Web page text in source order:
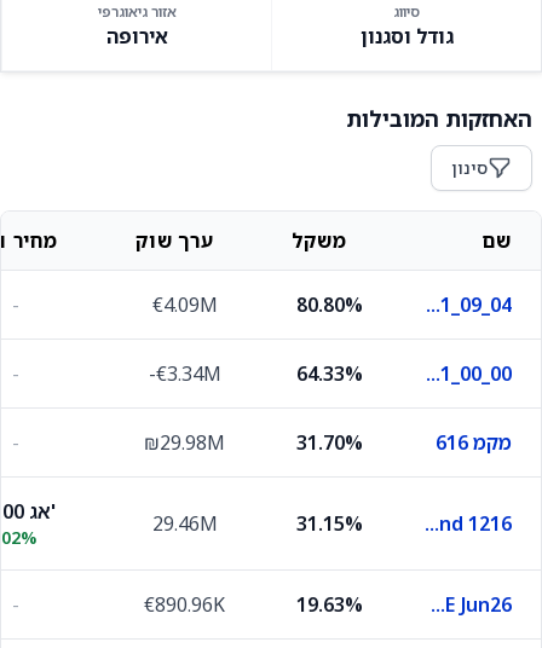
סיווג
גודל וסגנון
אזור גיאוגרפי
אירופה
האחזקות המובילות
סינון
שם משקל ערך שוק מחיר
S_130625_364_90_ND_2_Y_1_09_04
80.80%
€4.09M
-
F_040526_92_92_DL_0_Y_1_00_00
64.33%
-€3.34M
-
מקמ 616 31.70%
₪29.98M
-
Treasr Bnd 1216
31.15%
29.46M 99.00 אג'
DAX INDEX FUTURE Jun26
19.63%
€890.96K
-